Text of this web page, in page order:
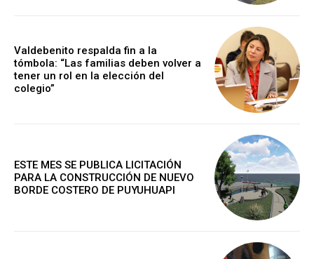
Valdebenito respalda fin a la
tómbola: “Las familias deben volver a
tener un rol en la elección del
colegio”
ESTE MES SE PUBLICA LICITACIÓN
PARA LA CONSTRUCCIÓN DE NUEVO
BORDE COSTERO DE PUYUHUAPI